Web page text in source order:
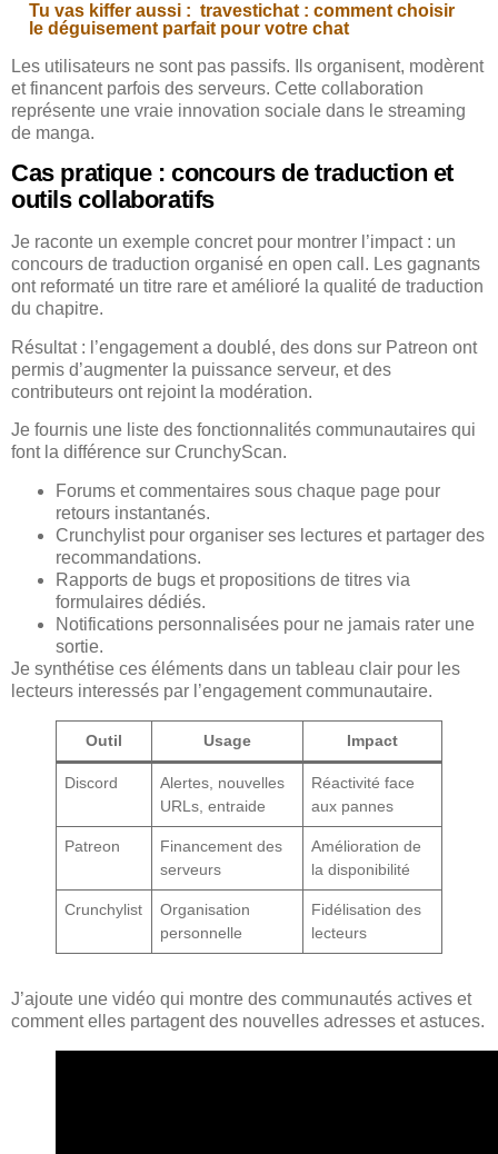
Tu vas kiffer aussi : travestichat : comment choisir
le déguisement parfait pour votre chat
Les utilisateurs ne sont pas passifs. Ils organisent, modèrent
et financent parfois des serveurs. Cette collaboration
représente une vraie innovation sociale dans le streaming
de manga.
Cas pratique : concours de traduction et
outils collaboratifs
Je raconte un exemple concret pour montrer l’impact : un
concours de traduction organisé en open call. Les gagnants
ont reformaté un titre rare et amélioré la qualité de traduction
du chapitre.
Résultat : l’engagement a doublé, des dons sur Patreon ont
permis d’augmenter la puissance serveur, et des
contributeurs ont rejoint la modération.
Je fournis une liste des fonctionnalités communautaires qui
font la différence sur CrunchyScan.
Forums et commentaires sous chaque page pour
retours instantanés.
Crunchylist pour organiser ses lectures et partager des
recommandations.
Rapports de bugs et propositions de titres via
formulaires dédiés.
Notifications personnalisées pour ne jamais rater une
sortie.
Je synthétise ces éléments dans un tableau clair pour les
lecteurs interessés par l’engagement communautaire.
Outil Usage Impact
Discord
Alertes, nouvelles
URLs, entraide
Réactivité face
aux pannes
Patreon
Financement des
serveurs
Amélioration de
la disponibilité
Crunchylist
Organisation
personnelle
Fidélisation des
lecteurs
J’ajoute une vidéo qui montre des communautés actives et
comment elles partagent des nouvelles adresses et astuces.